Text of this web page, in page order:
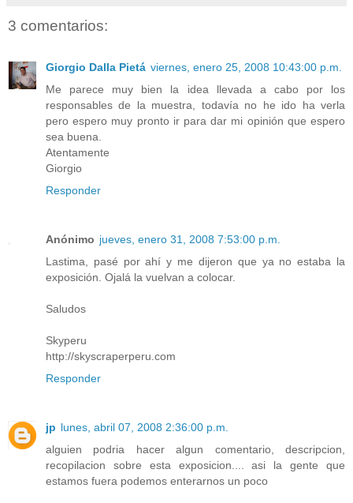
3 comentarios:
Giorgio Dalla Pietá viernes, enero 25, 2008 10:43:00 p.m.
Me parece muy bien la idea llevada a cabo por los
responsables de la muestra, todavía no he ido ha verla
pero espero muy pronto ir para dar mi opinión que espero
sea buena.
Atentamente
Giorgio
Responder
Anónimo jueves, enero 31, 2008 7:53:00 p.m.
Lastima, pasé por ahí y me dijeron que ya no estaba la
exposición. Ojalá la vuelvan a colocar.
Saludos
Skyperu
http://skyscraperperu.com
Responder
jp lunes, abril 07, 2008 2:36:00 p.m.
alguien podria hacer algun comentario, descripcion,
recopilacion sobre esta exposicion.... asi la gente que
estamos fuera podemos enterarnos un poco